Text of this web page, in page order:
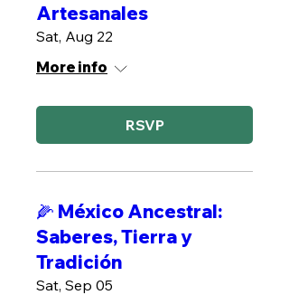
Artesanales
Sat, Aug 22
More info
RSVP
🌽 México Ancestral:
Saberes, Tierra y
Tradición
Sat, Sep 05